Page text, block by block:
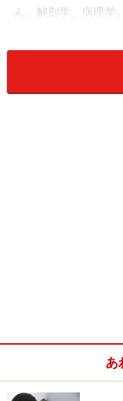
ん。解剖学、病理学
PHYSICAL
病気や事故、発達上
あ